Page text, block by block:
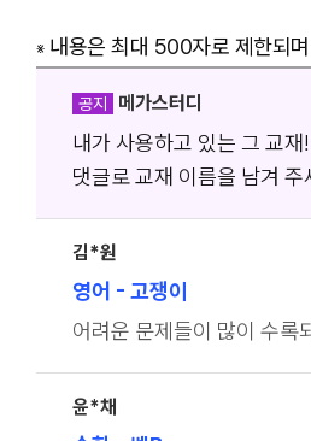
※내용은 최대 500자로 제한되
공지 메가스터디
내가 사용하고 있는 그 교
댓글로 교재 이름을 남겨 주
김*원
영어 - 고쟁이
어려운 문제들이 많이 수록
윤*채